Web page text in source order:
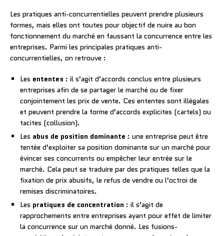
Les pratiques anti-concurrentielles peuvent prendre plusieurs
formes, mais elles ont toutes pour objectif de nuire au bon
fonctionnement du marché en faussant la concurrence entre les
entreprises. Parmi les principales pratiques anti-
concurrentielles, on retrouve :
Les ententes : il s’agit d’accords conclus entre plusieurs
entreprises afin de se partager le marché ou de fixer
conjointement les prix de vente. Ces ententes sont illégales
et peuvent prendre la forme d’accords explicites (cartels) ou
tacites (collusion).
Les abus de position dominante : une entreprise peut être
tentée d’exploiter sa position dominante sur un marché pour
évincer ses concurrents ou empêcher leur entrée sur le
marché. Cela peut se traduire par des pratiques telles que la
fixation de prix abusifs, le refus de vendre ou l’octroi de
remises discriminatoires.
Les pratiques de concentration : il s’agit de
rapprochements entre entreprises ayant pour effet de limiter
la concurrence sur un marché donné. Les fusions-